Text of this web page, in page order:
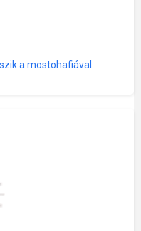
a mostohafiával